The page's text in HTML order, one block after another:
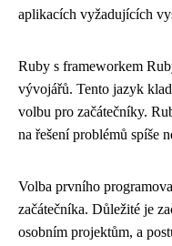
aplikacích vyžadujících
Ruby s frameworkem
vývojářů. Tento jazyk
volbu pro začátečníky.
na řešení problémů spíše
Volba prvního
začátečníka. Důležité je
osobním projektům, a